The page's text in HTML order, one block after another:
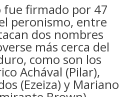
fue firmado por 47
peronismo, entre
dos nombres
más cerca del
como son los
Achával (Pilar),
(Ezeiza) y Mariano